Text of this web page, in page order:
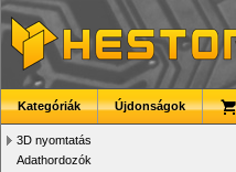
Kategóriák Újdonságok
3D nyomtatás
Adathordozók